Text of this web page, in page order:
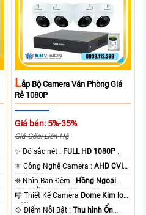
LẮp Bộ Camera Văn Phòng Giá
Rẻ 1080P
Giá bán: 5%-35%
Giá Gốc: Liên Hệ
✨ Độ sắc nét : FULL HD 1080P .
⚛️ Công Nghệ Camera :AHD CVI
TVI BCS.
❈ Nhìn Ban Đêm : Hồng Ngoại
20m Hồng Ngoại Smart IR.
🎼️ Thiết Kế Camera Dome Kim loại
+ Nhựa.
️💠 Điểm Nỗi Bật :Thu hình Ổn